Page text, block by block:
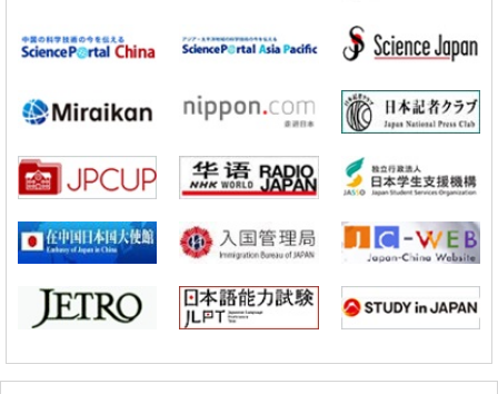
带大量基因的人工细胞
政策
科学研究
京都大学高效生成光的构成单元“光子”，可应用于量子计算机
科学研究
开发出300亿年仅误差1秒的光晶格钟，构建网络将其打造为下一代社会
经济・社会
日本成立“以人为本AI联盟”——力争借助AI拓展社会公众创造力，依托
科学研究
大阪大学开发出膜脂质可视化工具，使脂质探针的高效开发成为可能